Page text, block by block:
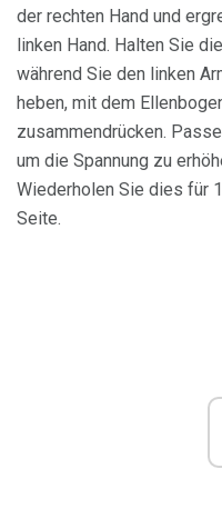
der rechten Hand und
linken Hand. Halten Sie
während Sie den linken
heben, mit dem
zusammendrücken.
um die Spannung zu
Wiederholen Sie dies für
Seite.